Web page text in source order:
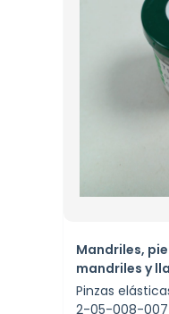
Mandriles,
mandriles y
Pinzas
2-05-008-007